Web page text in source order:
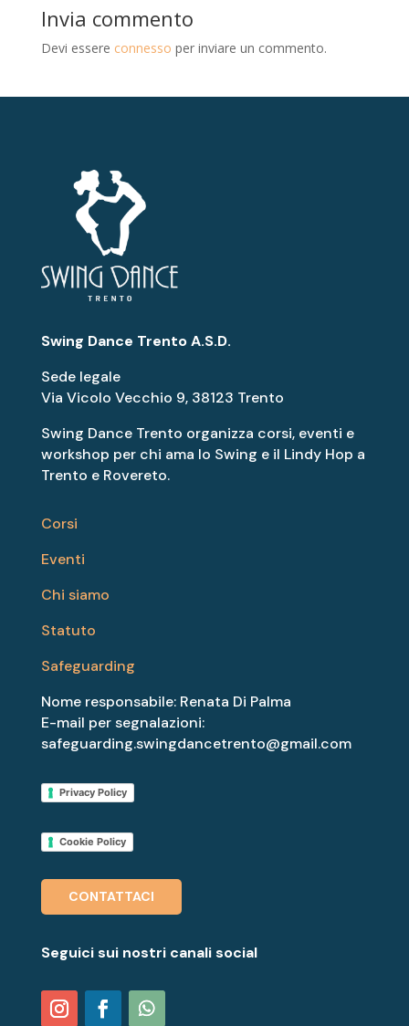
Invia commento
Devi essere connesso per inviare un commento.
Swing Dance Trento A.S.D.
Sede legale
Via Vicolo Vecchio 9, 38123 Trento
Swing Dance Trento organizza corsi, eventi e
workshop per chi ama lo Swing e il Lindy Hop a
Trento e Rovereto.
Corsi
Eventi
Chi siamo
Statuto
Safeguarding
Nome responsabile: Renata Di Palma
E-mail per segnalazioni:
safeguarding.swingdancetrento@gmail.com
Privacy Policy
Cookie Policy
CONTATTACI
Seguici sui nostri canali social